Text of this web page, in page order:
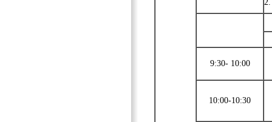
9:30- 10:00
10:00-10:30